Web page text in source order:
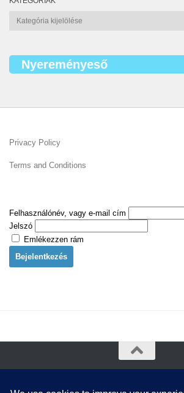
Kategóriák
Nyereményeső
Privacy Policy
Terms and Conditions
Felhasználónév, vagy e-mail cím
Jelszó
Emlékezzen rám